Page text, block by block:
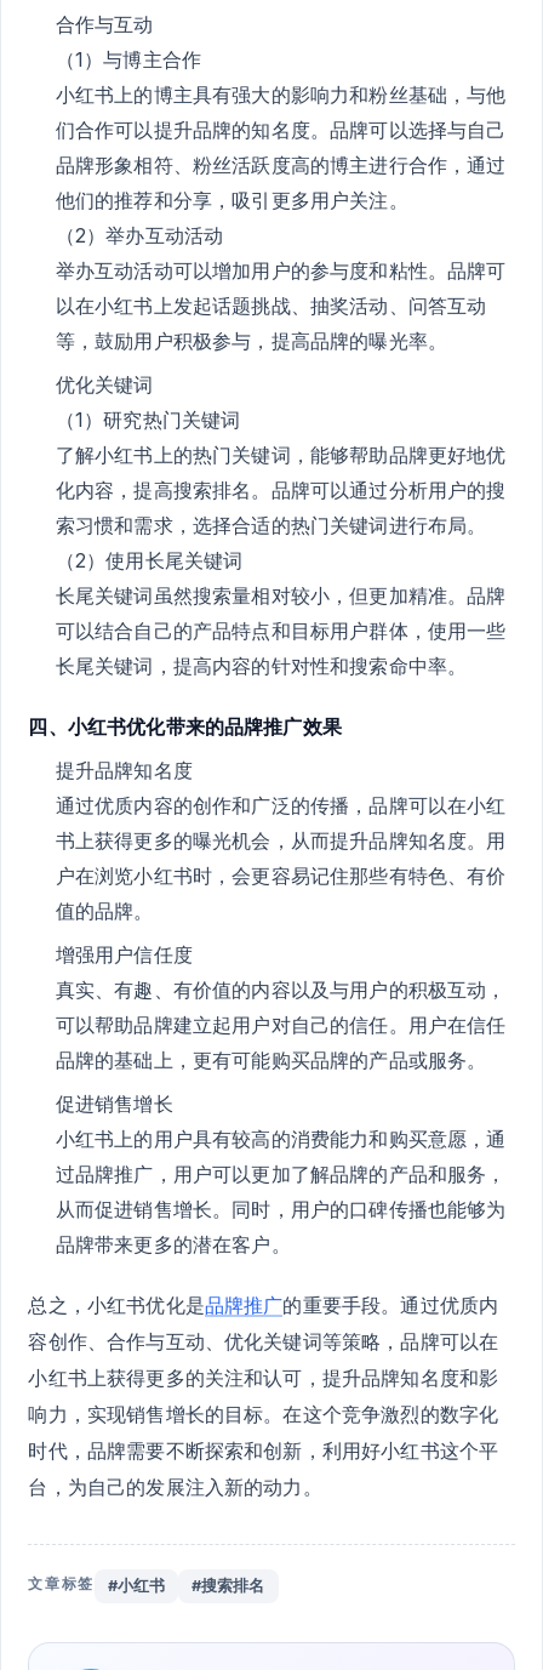
合作与互动
（1）与博主合作
小红书上的博主具有强大的影响力和粉丝基础，与他
们合作可以提升品牌的知名度。品牌可以选择与自己
品牌形象相符、粉丝活跃度高的博主进行合作，通过
他们的推荐和分享，吸引更多用户关注。
（2）举办互动活动
举办互动活动可以增加用户的参与度和粘性。品牌可
以在小红书上发起话题挑战、抽奖活动、问答互动
等，鼓励用户积极参与，提高品牌的曝光率。
优化关键词
（1）研究热门关键词
了解小红书上的热门关键词，能够帮助品牌更好地优
化内容，提高搜索排名。品牌可以通过分析用户的搜
索习惯和需求，选择合适的热门关键词进行布局。
（2）使用长尾关键词
长尾关键词虽然搜索量相对较小，但更加精准。品牌
可以结合自己的产品特点和目标用户群体，使用一些
长尾关键词，提高内容的针对性和搜索命中率。
四、小红书优化带来的品牌推广效果
提升品牌知名度
通过优质内容的创作和广泛的传播，品牌可以在小红
书上获得更多的曝光机会，从而提升品牌知名度。用
户在浏览小红书时，会更容易记住那些有特色、有价
值的品牌。
增强用户信任度
真实、有趣、有价值的内容以及与用户的积极互动，
可以帮助品牌建立起用户对自己的信任。用户在信任
品牌的基础上，更有可能购买品牌的产品或服务。
促进销售增长
小红书上的用户具有较高的消费能力和购买意愿，通
过品牌推广，用户可以更加了解品牌的产品和服务，
从而促进销售增长。同时，用户的口碑传播也能够为
品牌带来更多的潜在客户。
总之，小红书优化是品牌推广的重要手段。通过优质内
容创作、合作与互动、优化关键词等策略，品牌可以在
小红书上获得更多的关注和认可，提升品牌知名度和影
响力，实现销售增长的目标。在这个竞争激烈的数字化
时代，品牌需要不断探索和创新，利用好小红书这个平
台，为自己的发展注入新的动力。
文章标签 #小红书 #搜索排名